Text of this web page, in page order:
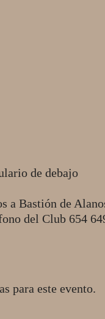
de debajo
a Bastión de
del Club 654
para este evento.